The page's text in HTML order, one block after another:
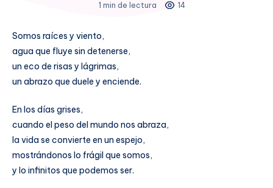
1 min de lectura
14
Somos raíces y viento,
agua que fluye sin detenerse,
un eco de risas y lágrimas,
un abrazo que duele y enciende.
En los días grises,
cuando el peso del mundo nos abraza,
la vida se convierte en un espejo,
mostrándonos lo frágil que somos,
y lo infinitos que podemos ser.